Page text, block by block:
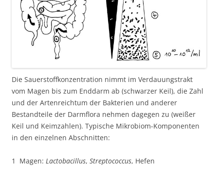
Die Sauerstoffkonzentration nimmt im Verdauungstrakt
vom Magen bis zum Enddarm ab (schwarzer Keil), die Zahl
und der Artenreichtum der Bakterien und anderer
Bestandteile der Darmflora nehmen dagegen zu (weißer
Keil und Keimzahlen). Typische Mikrobiom-Komponenten
in den einzelnen Abschnitten:
1 Magen: Lactobacillus, Streptococcus, Hefen